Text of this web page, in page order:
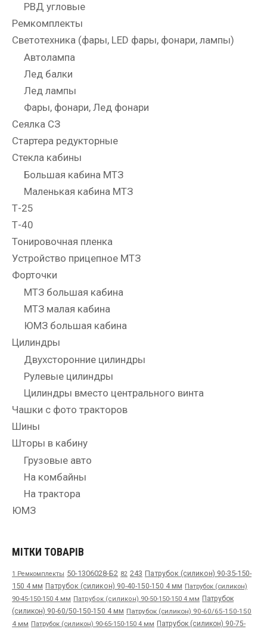
РВД угловые
Ремкомплекты
Светотехника (фары, LED фары, фонари, лампы)
Автолампа
Лед балки
Лед лампы
Фары, фонари, Лед фонари
Сеялка СЗ
Стартера редукторные
Стекла кабины
Большая кабина МТЗ
Маленькая кабина МТЗ
Т-25
Т-40
Тонировочная пленка
Устройство прицепное МТЗ
Форточки
МТЗ большая кабина
МТЗ малая кабина
ЮМЗ большая кабина
Цилиндры
Двухсторонние цилиндры
Рулевые цилиндры
Цилиндры вместо центрального винта
Чашки с фото тракторов
Шины
Шторы в кабину
Грузовые авто
На комбайны
На трактора
ЮМЗ
МІТКИ ТОВАРІВ
1 Ремкомплекты 50-1306028-Б2 82 243 Патрубок (силикон) 90-35-150-
150 4 мм Патрубок (силикон) 90-40-150-150 4 мм Патрубок (силикон)
90-45-150-150 4 мм Патрубок (силикон) 90-50-150-150 4 мм Патрубок
(силикон) 90-60/50-150-150 4 мм Патрубок (силикон) 90-60/65-150-150
4 мм Патрубок (силикон) 90-65-150-150 4 мм Патрубок (силикон) 90-75-